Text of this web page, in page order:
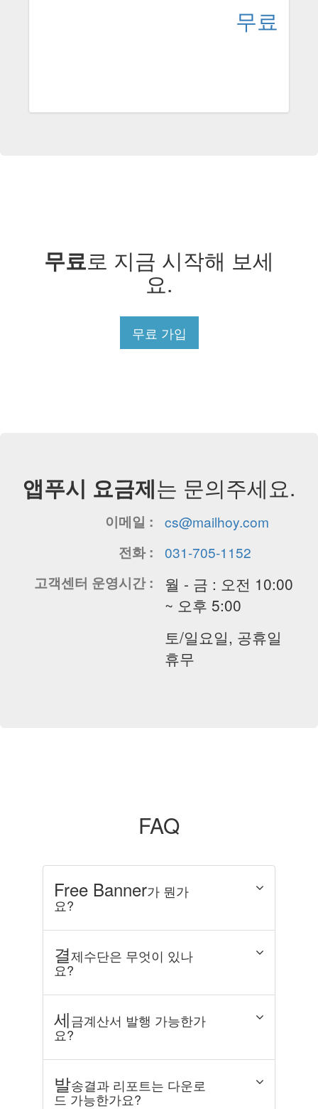
무료
무료로 지금 시작해 보세
요.
무료 가입
앱푸시 요금제는 문의주세요.
이메일 : cs@mailhoy.com
전화 : 031-705-1152
고객센터 운영시간 :
월 - 금 : 오전 10:00
~ 오후 5:00
토/일요일, 공휴일
휴무
FAQ
Free Banner가 뭔가
요?
결제수단은 무엇이 있나
요?
세금계산서 발행 가능한가
요?
발송결과 리포트는 다운로
드 가능한가요?